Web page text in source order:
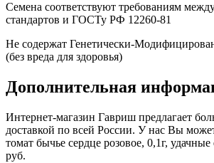
Семена соответствуют требованиям
стандартов и ГОСТу РФ 12260-81
Не содержат Генетически-
(без вреда для здоровья)
Дополнительная
Интернет-магазин Гавриш предлагает
доставкой по всей России. У нас Вы
томат бычье сердце розовое, 0,1г,
руб.